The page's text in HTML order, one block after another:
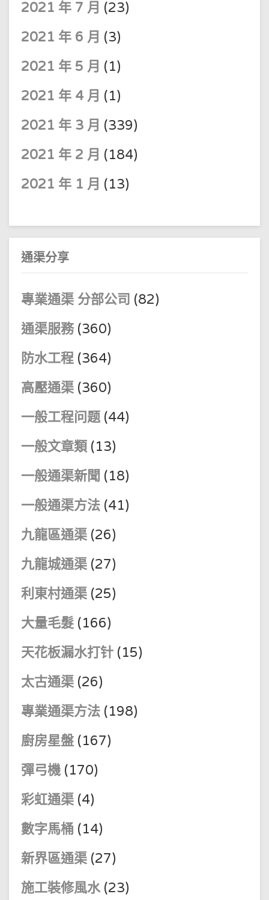
2021 年 7 月 (23)
2021 年 6 月 (3)
2021 年 5 月 (1)
2021 年 4 月 (1)
2021 年 3 月 (339)
2021 年 2 月 (184)
2021 年 1 月 (13)
通渠分享
專業通渠 分部公司 (82)
通渠服務 (360)
防水工程 (364)
高壓通渠 (360)
一般工程问题 (44)
一般文章類 (13)
一般通渠新聞 (18)
一般通渠方法 (41)
九龍區通渠 (26)
九龍城通渠 (27)
利東村通渠 (25)
大量毛髮 (166)
天花板漏水打针 (15)
太古通渠 (26)
專業通渠方法 (198)
廚房星盤 (167)
彈弓機 (170)
彩虹通渠 (4)
數字馬桶 (14)
新界區通渠 (27)
施工裝修風水(23)